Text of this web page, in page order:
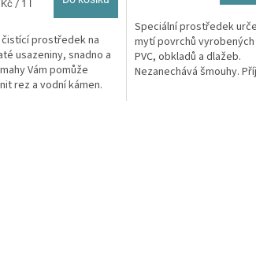
/ 1 l
čistící prostředek na
usazeniny, snadno a
Vám pomůže
rez a vodní kámen.
Speciální prostředek
mytí povrchů vyrobených
PVC, obkladů a dlažeb.
Nezanechává šmouhy.